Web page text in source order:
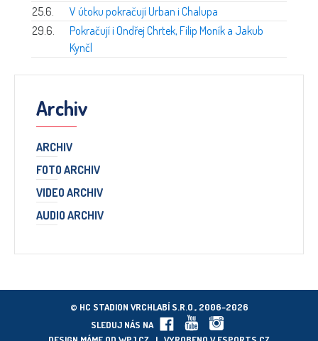
25.6.
V útoku pokračují Urban i Chalupa
29.6.
Pokračují i Ondřej Chrtek, Filip Moník a Jakub
Kynčl
Archiv
ARCHIV
FOTO ARCHIV
VIDEO ARCHIV
AUDIO ARCHIV
© HC STADION VRCHLABÍ S.R.O., 2006–2026
SLEDUJ NÁS NA